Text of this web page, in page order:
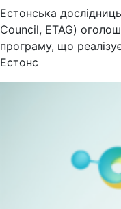
Естонська
Council, ETAG)
програму, що
Естонс